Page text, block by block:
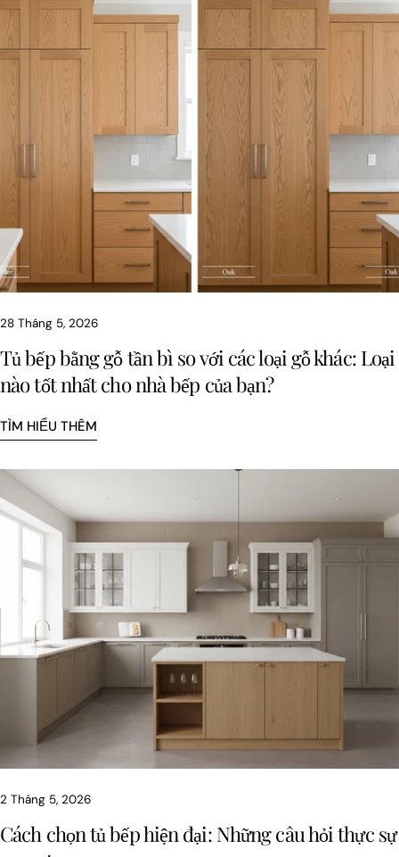
Chia sẻ bài viết này
trên
sẻ
trên
trên
Pinterest
28 Tháng 5, 2026
Tủ bếp bằng gỗ tần bì so với các loại gỗ khác: Loại
nào tốt nhất cho nhà bếp của bạn?
TÌM HIỂU THÊM
2 Tháng 5, 2026
Cách chọn tủ bếp hiện đại: Những câu hỏi thực sự